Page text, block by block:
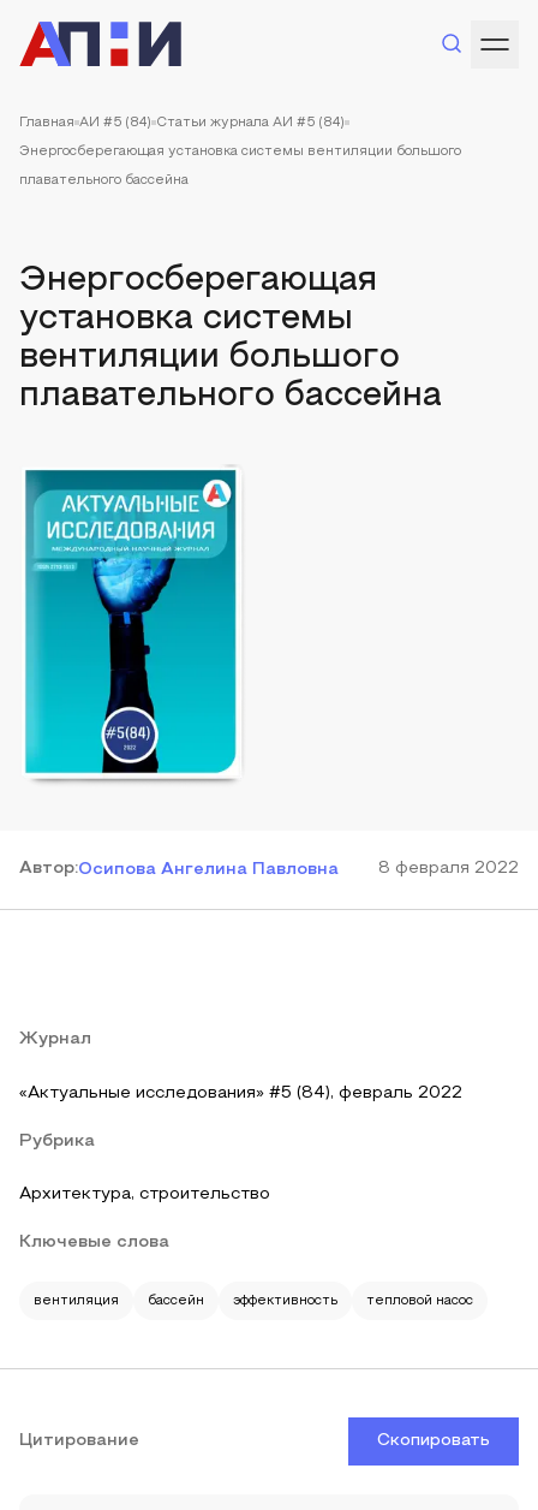
Главная АИ #5 (84) Статьи журнала АИ #5 (84)
Энергосберегающая установка системы вентиляции большого
плавательного бассейна
Энергосберегающая
установка системы
вентиляции большого
плавательного бассейна
Автор:Осипова Ангелина Павловна 8 февраля 2022
Журнал
«Актуальные исследования» #5 (84), февраль 2022
Рубрика
Архитектура, строительство
Ключевые слова
вентиляция бассейн эффективность тепловой насос
Цитирование Скопировать